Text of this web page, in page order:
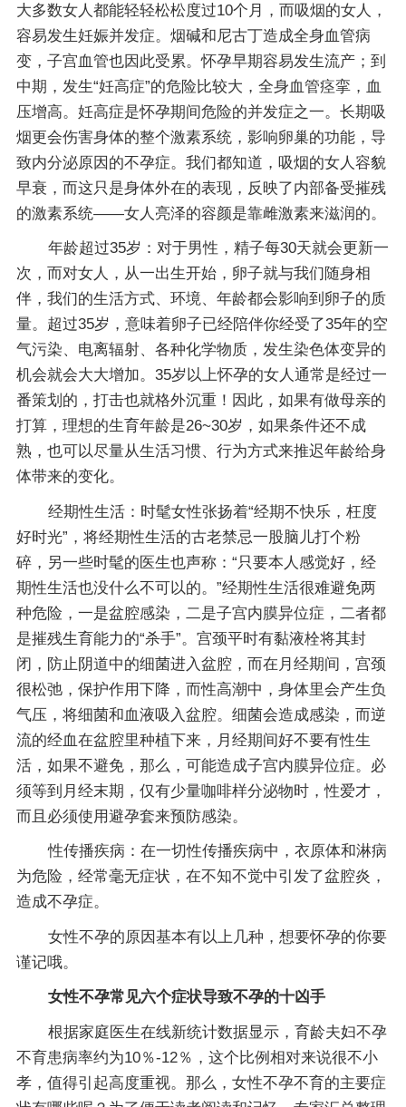
大多数女人都能轻轻松松度过10个月，而吸烟的女人，
容易发生妊娠并发症。烟碱和尼古丁造成全身血管病
变，子宫血管也因此受累。怀孕早期容易发生流产；到
中期，发生“妊高症”的危险比较大，全身血管痉挛，血
压增高。妊高症是怀孕期间危险的并发症之一。长期吸
烟更会伤害身体的整个激素系统，影响卵巢的功能，导
致内分泌原因的不孕症。我们都知道，吸烟的女人容貌
早衰，而这只是身体外在的表现，反映了内部备受摧残
的激素系统——女人亮泽的容颜是靠雌激素来滋润的。
年龄超过35岁：对于男性，精子每30天就会更新一
次，而对女人，从一出生开始，卵子就与我们随身相
伴，我们的生活方式、环境、年龄都会影响到卵子的质
量。超过35岁，意味着卵子已经陪伴你经受了35年的空
气污染、电离辐射、各种化学物质，发生染色体变异的
机会就会大大增加。35岁以上怀孕的女人通常是经过一
番策划的，打击也就格外沉重！因此，如果有做母亲的
打算，理想的生育年龄是26~30岁，如果条件还不成
熟，也可以尽量从生活习惯、行为方式来推迟年龄给身
体带来的变化。
经期性生活：时髦女性张扬着“经期不快乐，枉度
好时光”，将经期性生活的古老禁忌一股脑儿打个粉
碎，另一些时髦的医生也声称：“只要本人感觉好，经
期性生活也没什么不可以的。”经期性生活很难避免两
种危险，一是盆腔感染，二是子宫内膜异位症，二者都
是摧残生育能力的“杀手”。宫颈平时有黏液栓将其封
闭，防止阴道中的细菌进入盆腔，而在月经期间，宫颈
很松弛，保护作用下降，而性高潮中，身体里会产生负
气压，将细菌和血液吸入盆腔。细菌会造成感染，而逆
流的经血在盆腔里种植下来，月经期间好不要有性生
活，如果不避免，那么，可能造成子宫内膜异位症。必
须等到月经末期，仅有少量咖啡样分泌物时，性爱才，
而且必须使用避孕套来预防感染。
性传播疾病：在一切性传播疾病中，衣原体和淋病
为危险，经常毫无症状，在不知不觉中引发了盆腔炎，
造成不孕症。
女性不孕的原因基本有以上几种，想要怀孕的你要
谨记哦。
女性不孕常见六个症状导致不孕的十凶手
根据家庭医生在线新统计数据显示，育龄夫妇不孕
不育患病率约为10％-12％，这个比例相对来说很不小
孝，值得引起高度重视。那么，女性不孕不育的主要症